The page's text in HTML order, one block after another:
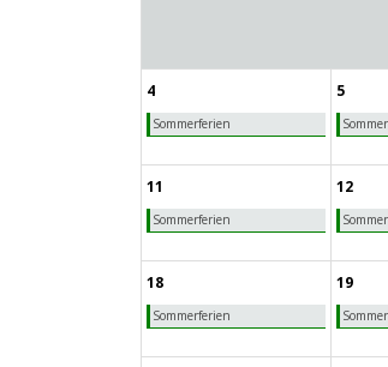
4
Sommerferien
5
11
Sommerferien
12
18
Sommerferien
19